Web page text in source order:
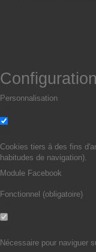
Personnalisation
Cookies tiers à des fins
habitudes de navigation).
Module Facebook
Fonctionnel (obligatoire)
Nécessaire pour naviguer